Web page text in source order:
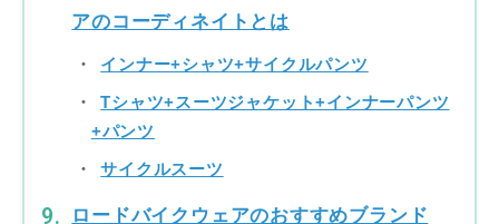
アのコーディネイトとは
インナー+シャツ+サイクルパンツ
Tシャツ+スーツジャケット+インナーパンツ
+パンツ
サイクルスーツ
ロードバイクウェアのおすすめブランド